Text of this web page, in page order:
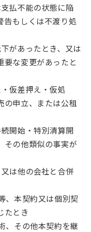
払不能の状態に陥
告もしくは不渡り処
があったとき、又は
な変更があったと
仮差押え・仮処
の申立、または公租
開始・特別清算開
その他類似の事実が
は他の会社と合併
、本契約又は個別契
たとき
、その他本契約を継